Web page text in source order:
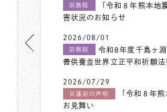
宗務院
「令和８年熊本地
害状況のお知らせ
2026/08/01
宗務院
令和8年度千鳥ヶ
善供養並世界立正平和祈願法
2026/07/29
日蓮宗の声明
「令和８年
お見舞い